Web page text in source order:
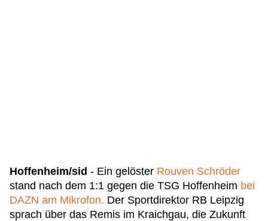
Hoffenheim/sid - Ein gelöster Rouven Schröder
stand nach dem 1:1 gegen die TSG Hoffenheim bei
DAZN am Mikrofon. Der Sportdirektor RB Leipzig
sprach über das Remis im Kraichgau, die Zukunft